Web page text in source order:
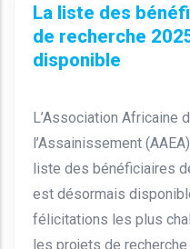
La liste des
de recherche
disponible
L’Association Africaine
l’Assainissement
liste des bénéficiaires
est désormais
félicitations les plus
les projets de